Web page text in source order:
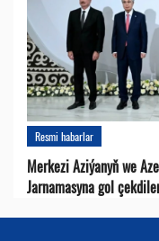
Resmi habarlar
Merkezi Aziýanyň we
Jarnamasyna gol